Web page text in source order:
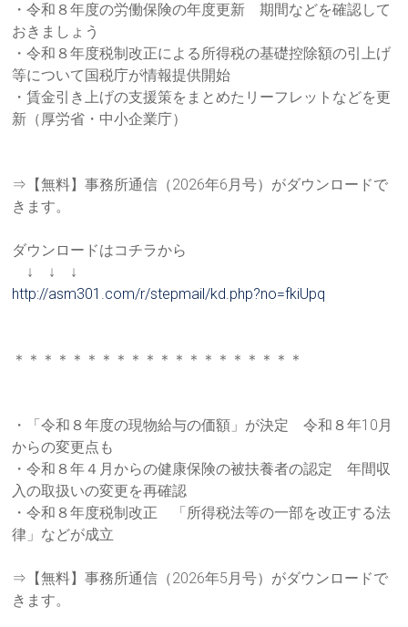
・令和８年度の労働保険の年度更新 期間などを確認して
おきましょう
・令和８年度税制改正による所得税の基礎控除額の引上げ
等について国税庁が情報提供開始
・賃金引き上げの支援策をまとめたリーフレットなどを更
新（厚労省・中小企業庁）
⇒【無料】事務所通信（2026年6月号）がダウンロードで
きます。
ダウンロードはコチラから
↓ ↓ ↓
http://asm301.com/r/stepmail/kd.php?no=fkiUpq
＊＊＊＊＊＊＊＊＊＊＊＊＊＊＊＊＊＊＊＊
・「令和８年度の現物給与の価額」が決定 令和８年10月
からの変更点も
・令和８年４月からの健康保険の被扶養者の認定 年間収
入の取扱いの変更を再確認
・令和８年度税制改正 「所得税法等の一部を改正する法
律」などが成立
⇒【無料】事務所通信（2026年5月号）がダウンロードで
きます。